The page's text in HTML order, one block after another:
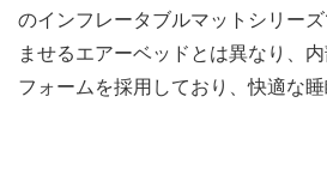
のインフレータブルマットシリー
ませるエアーベッドとは異なり、
フォームを採用しており、快適な睡